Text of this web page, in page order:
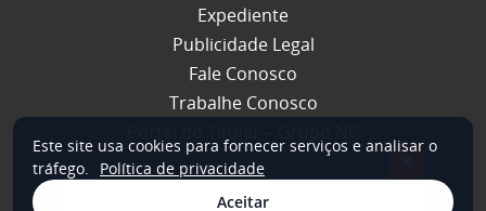
Expediente
Publicidade Legal
Fale Conosco
Trabalhe Conosco
Este site usa cookies para fornecer serviços e analisar o
tráfego.
Política de privacidade
Aceitar